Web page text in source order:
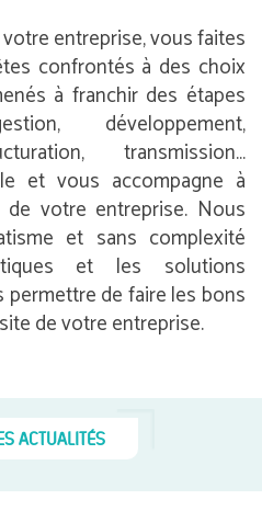
entreprise, vous faites
confrontés à des choix
à franchir des étapes
développement,
transmission…
et vous accompagne à
votre entreprise. Nous
et sans complexité
et les solutions
de faire les bons
de votre entreprise.
ACTUALITÉS